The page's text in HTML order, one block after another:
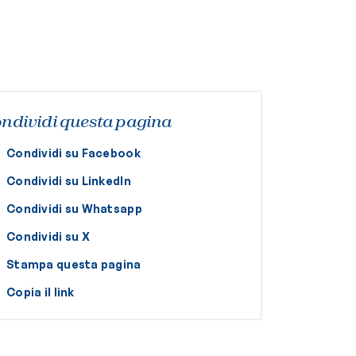
questa pagina
Condividi su Facebook
Condividi su LinkedIn
Condividi su Whatsapp
Condividi su X
Stampa questa pagina
Copia il link